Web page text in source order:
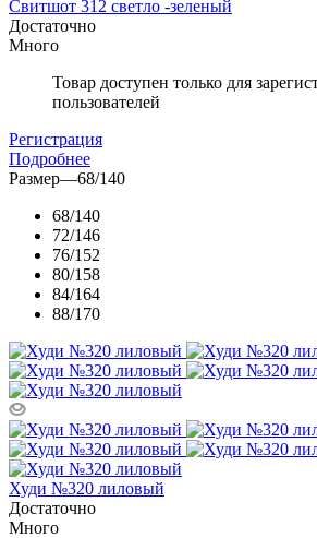
Свитшот 312 светло -зеленый
Достаточно
Много
Товар доступен только для
пользователей
Регистрация
Подробнее
Размер—68/140
68/140
72/146
76/152
80/158
84/164
88/170
Худи №320 лиловый
Достаточно
Много